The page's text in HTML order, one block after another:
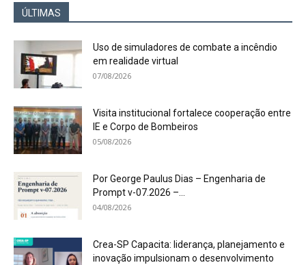
ÚLTIMAS
Uso de simuladores de combate a incêndio
em realidade virtual
07/08/2026
Visita institucional fortalece cooperação entre
IE e Corpo de Bombeiros
05/08/2026
Por George Paulus Dias – Engenharia de
Prompt v-07.2026 –...
04/08/2026
Crea-SP Capacita: liderança, planejamento e
inovação impulsionam o desenvolvimento